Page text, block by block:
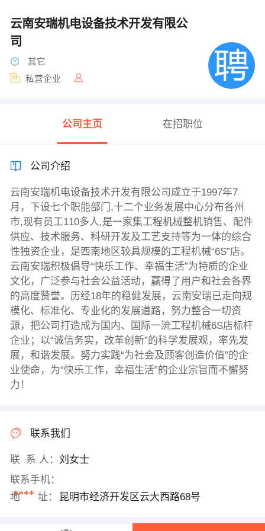
云南安瑞机电设备技术开发有限公
司
其它
私营企业
公司主页 在招职位
公司介绍
云南安瑞机电设备技术开发有限公司成立于1997年7
月，下设七个职能部门,十二个业务发展中心分布各州
市,现有员工110多人,是一家集工程机械整机销售、配件
供应、技术服务、科研开发及工艺支持等为一体的综合
性独资企业，是西南地区较具规模的工程机械“6S”店。
云南安瑞积极倡导“快乐工作、幸福生活”为特质的企业
文化，广泛参与社会公益活动，赢得了用户和社会各界
的高度赞誉。历经18年的稳健发展，云南安瑞已走向规
模化、标准化、专业化的发展道路，努力整合一切资
源，把公司打造成为国内、国际一流工程机械6S店标杆
企业；以“诚信务实，改革创新”的科学发展观，率先发
展，和谐发展。努力实践“为社会及顾客创造价值”的企
业使命，为“快乐工作，幸福生活”的企业宗旨而不懈努
力！
联系我们
联 系 人： 刘女士
联系手机：
****
地 址： 昆明市经济开发区云大西路68号